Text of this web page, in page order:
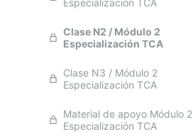
Especialización TCA
Clase N2 / Módulo 2
Especialización TCA
Clase N3 / Módulo 2
Especialización TCA
Material de apoyo Módulo 2
Especialización TCA